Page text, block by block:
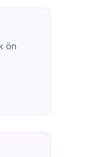
ön